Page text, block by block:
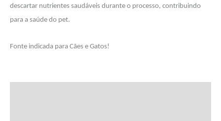
descartar nutrientes saudáveis durante o processo, contribuindo
para a saúde do pet.
Fonte indicada para Cães e Gatos!